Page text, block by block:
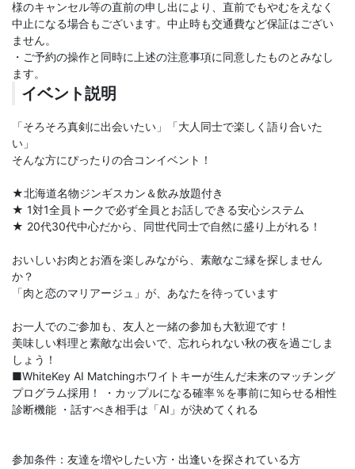
様のキャンセル等の直前の申し出により、直前でもやむをえなく
中止になる場合もございます。中止時も交通費など保証はござい
ません。
・ご予約の操作と同時に上述の注意事項に同意したものとみなし
ます。
イベント説明
「そろそろ真剣に出会いたい」「大人同士で楽しく語り合いた
い」
そんな方にぴったりの合コンイベント！
★北海道名物ジンギスカン＆飲み放題付き
★ 1対1全員トークで必ず全員とお話しできる安心システム
★ 20代30代中心だから、同世代同士で自然に盛り上がれる！
おいしいお肉とお酒を楽しみながら、素敵なご縁を探しません
か？
「肉と恋のマリアージュ」が、あなたを待っています
お一人でのご参加も、友人と一緒の参加も大歓迎です！
美味しい料理と素敵な出会いで、忘れられない秋の夜を過ごしま
しょう！
■WhiteKey AI Matchingホワイトキーが生んだ未来のマッチング
プログラム採用！ ・カップルになる確率％を事前に知らせる相性
診断機能 ・話すべき相手は「AI」が決めてくれる
参加条件：友達を増やしたい方・出逢いを探されている方